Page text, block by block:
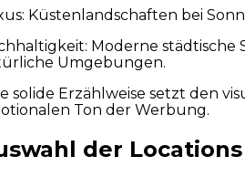
Küstenlandschaften bei
Moderne städtische
Umgebungen.
solide Erzählweise setzt den
Ton der Werbung.
der Locations